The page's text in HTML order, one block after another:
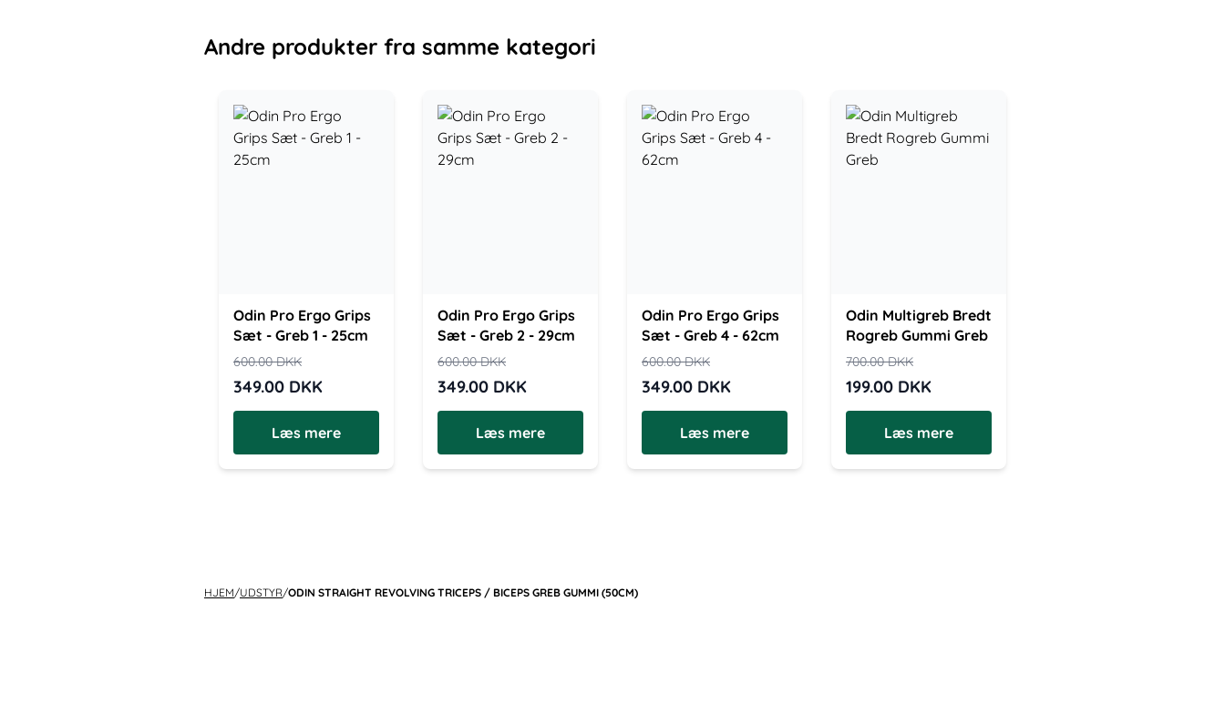
Andre produkter fra samme kategori
Odin Pro Ergo Grips
Sæt - Greb 1 - 25cm
600.00DKK
349.00 DKK
Læs mere
Odin Pro Ergo Grips
Sæt - Greb 2 - 29cm
600.00DKK
349.00 DKK
Læs mere
Odin Pro Ergo Grips
Sæt - Greb 4 - 62cm
600.00DKK
349.00 DKK
Læs mere
Odin Multigreb Bredt
Rogreb Gummi Greb
700.00DKK
199.00 DKK
Læs mere
HJEM/UDSTYR/ODIN STRAIGHT REVOLVING TRICEPS / BICEPS GREB GUMMI (50CM)